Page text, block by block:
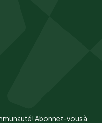
Abonnez-vous à